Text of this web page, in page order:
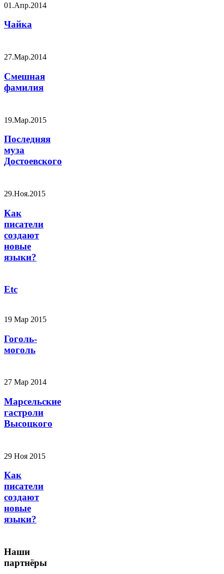
01.Апр.2014
Чайка
27.Мар.2014
Смешная
фамилия
19.Мар.2015
Последняя
муза
Достоевского
29.Ноя.2015
Как
писатели
создают
новые
языки?
Etc
19 Мар 2015
Гоголь-
моголь
27 Мар 2014
Марсельские
гастроли
Высоцкого
29 Ноя 2015
Как
писатели
создают
новые
языки?
Наши
партнёры